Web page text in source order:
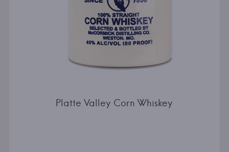
Platte Valley Corn Whiskey